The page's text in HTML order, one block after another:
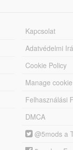
Kapcsolat
Adatvédelmi
Cookie Policy
Manage
Felhasználási
DMCA
@5mods a